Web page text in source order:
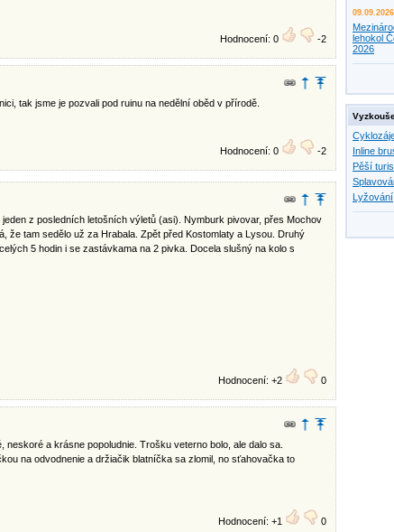
Hodnocení: 0 -2
tak jsme je pozvali pod ruinu na nedělní oběd v přírodě.
Hodnocení: 0 -2
z posledních letošních výletů (asi). Nymburk pivovar, přes Mochov
že tam sedělo už za Hrabala. Zpět před Kostomlaty a Lysou. Druhý
5 hodin i se zastávkama na 2 pivka. Docela slušný na kolo s
Hodnocení: +2 0
a krásne popoludnie. Trošku veterno bolo, ale dalo sa.
na odvodnenie a držiačik blatníčka sa zlomil, no sťahovačka to
Hodnocení: +1 0
09.09.2026
lehokol
2026
Inline
Pěší
Lyžování